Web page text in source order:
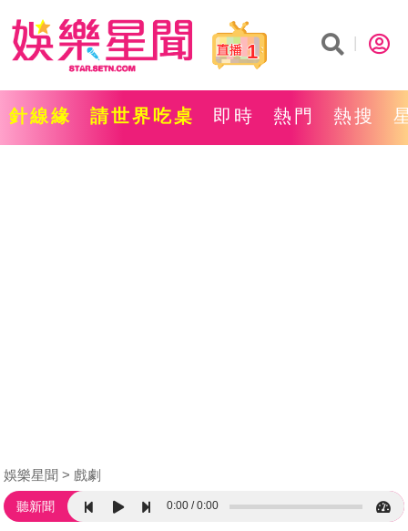
1
針線緣 請世界吃桌 即時 熱門 熱搜
娛樂星聞 戲劇
聽新聞 0:00 0:00